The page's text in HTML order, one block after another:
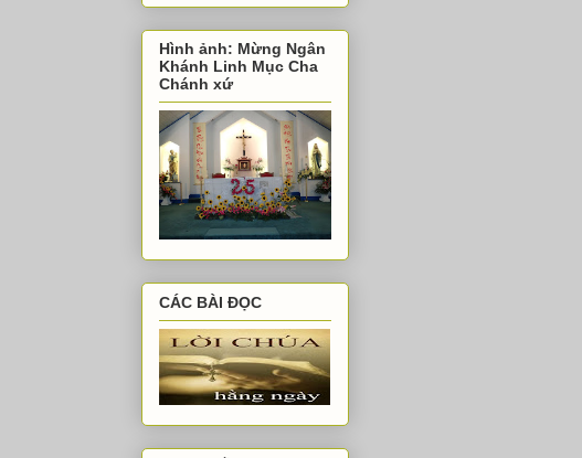
Hình ảnh: Mừng Ngân
Khánh Linh Mục Cha
Chánh xứ
CÁC BÀI ĐỌC